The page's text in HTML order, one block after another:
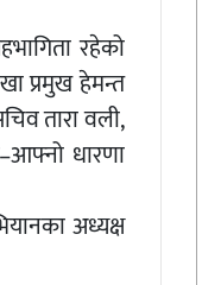
रहेको
प्रमुख हेमन्त
तारा वली,
धारणा
अध्यक्ष